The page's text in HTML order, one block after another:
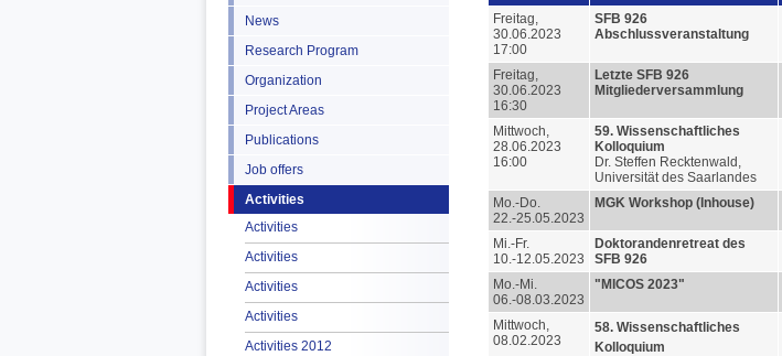
News
Research Program
Organization
Project Areas
Publications
Job offers
Activities
Activities
Activities
Activities
Activities
Activities 2012
Freitag,
30.06.2023
17:00
SFB 926
Abschlussveranstaltung
Freitag,
30.06.2023
16:30
Letzte SFB 926
Mitgliederversammlung
Mittwoch,
28.06.2023
16:00
59. Wissenschaftliches
Kolloquium
Dr. Steffen Recktenwald,
Universität des Saarlandes
Mo.-Do.
22.-25.05.2023
MGK Workshop (Inhouse)
Mi.-Fr.
10.-12.05.2023
Doktorandenretreat des
SFB 926
Mo.-Mi.
06.-08.03.2023
"MICOS 2023"
Mittwoch,
08.02.2023
58. Wissenschaftliches
Kolloquium